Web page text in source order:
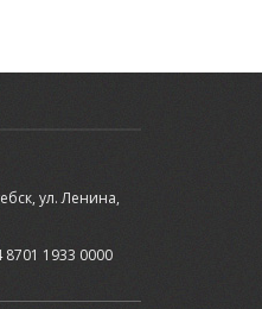
ул. Ленина,
8701 1933 0000